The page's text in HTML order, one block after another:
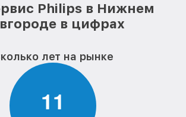
Philips в Нижнем
в цифрах
лет на рынке
11